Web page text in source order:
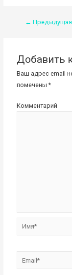
записям
←
Добавить
Ваш адрес email
помечены*
Комментарий
Имя*
Email*